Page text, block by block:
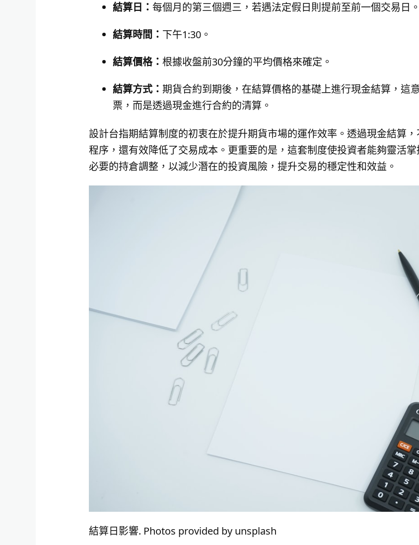
結算日： 每個月的第三個週三，若遇法定假日則提前至前一個交易日。
結算時間： 下午1:30。
結算價格： 根據收盤前30分鐘的平均價格來確定。
結算方式： 期貨合約到期後，在結算價格的基礎上進行現金結算，這
票，而是透過現金進行合約的清算。
設計台指期結算制度的初衷在於提升期貨市場的運作效率。透過現金結算
程序，還有效降低了交易成本。更重要的是，這套制度使投資者能夠靈活
必要的持倉調整，以減少潛在的投資風險，提升交易的穩定性和效益。
結算日影響. Photos provided by unsplash